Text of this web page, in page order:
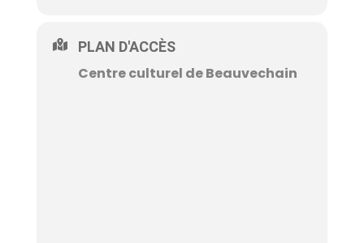
PLAN D'ACCÈS
Centre culturel de Beauvechain